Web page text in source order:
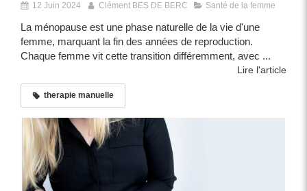
12 Juin 2024 Clément BES DE BERC Santé de la femme
La ménopause est une phase naturelle de la vie d'une
femme, marquant la fin des années de reproduction.
Chaque femme vit cette transition différemment, avec ...
Lire l'article
therapie manuelle